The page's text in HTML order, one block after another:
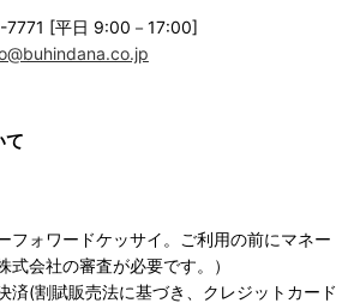
[平日 9:00－17:00]
て
フォワードケッサイ。ご利用の前にマネー
式会社の審査が必要です。）
済(割賦販売法に基づき、クレジットカード